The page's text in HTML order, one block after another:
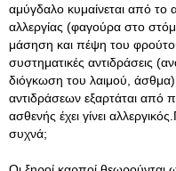
αμύγδαλο κυμαίνεται από
αλλεργίας (φαγούρα στο
μάσηση και πέψη του
συστηματικές αντιδράσεις
διόγκωση του λαιμού,
αντιδράσεων εξαρτάται από
ασθενής έχει γίνει
συχνά;